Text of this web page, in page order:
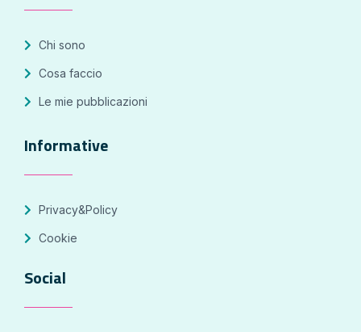
Chi sono
Cosa faccio
Le mie pubblicazioni
Informative
Privacy&Policy
Cookie
Social